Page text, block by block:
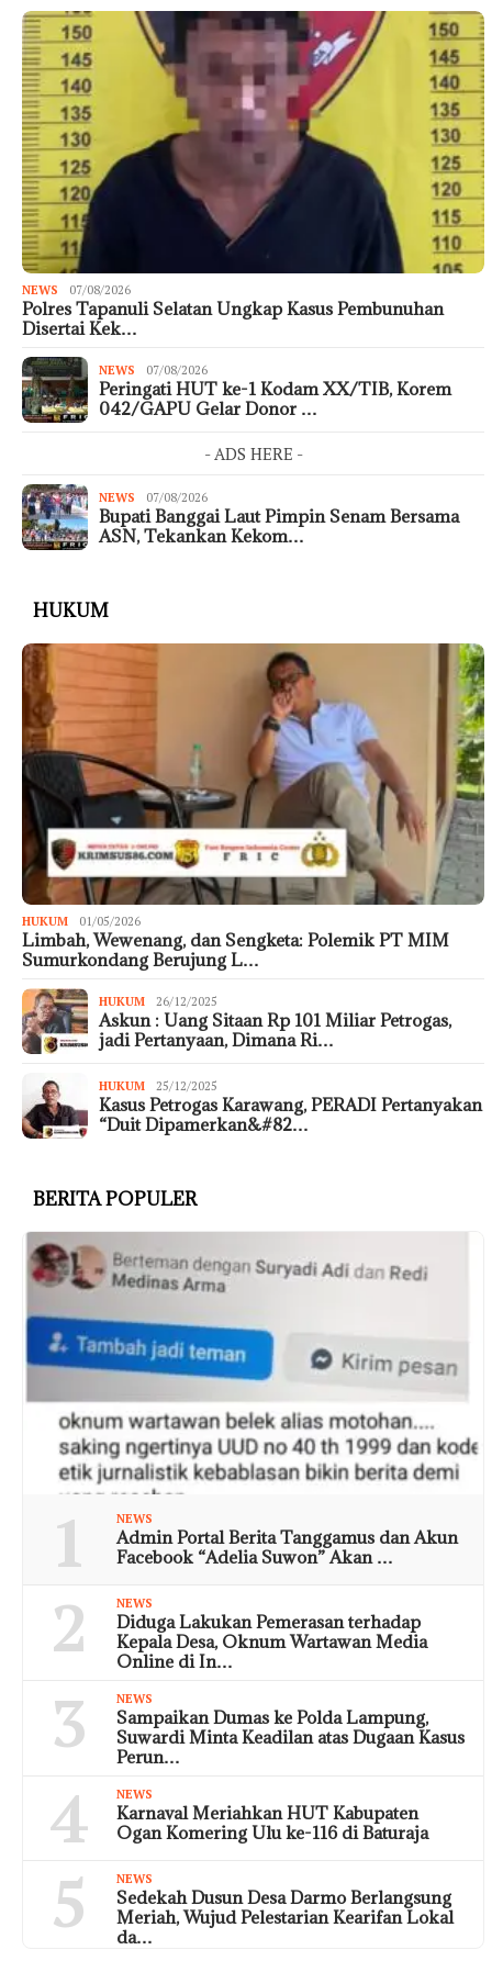
NEWS 07/08/2026
Polres Tapanuli Selatan Ungkap Kasus Pembunuhan
Disertai Kek…
NEWS 07/08/2026
Peringati HUT ke-1 Kodam XX/TIB, Korem
042/GAPU Gelar Donor …
- ADS HERE -
NEWS 07/08/2026
Bupati Banggai Laut Pimpin Senam Bersama
ASN, Tekankan Kekom…
HUKUM
HUKUM 01/05/2026
Limbah, Wewenang, dan Sengketa: Polemik PT MIM
Sumurkondang Berujung L…
HUKUM 26/12/2025
Askun : Uang Sitaan Rp 101 Miliar Petrogas,
jadi Pertanyaan, Dimana Ri…
HUKUM 25/12/2025
Kasus Petrogas Karawang, PERADI Pertanyakan
“Duit Dipamerkan&#82…
BERITA POPULER
1 NEWS
Admin Portal Berita Tanggamus dan Akun
Facebook “Adelia Suwon” Akan …
2 NEWS
Diduga Lakukan Pemerasan terhadap
Kepala Desa, Oknum Wartawan Media
Online di In…
3 NEWS
Sampaikan Dumas ke Polda Lampung,
Suwardi Minta Keadilan atas Dugaan Kasus
Perun…
4 NEWS
Karnaval Meriahkan HUT Kabupaten
Ogan Komering Ulu ke-116 di Baturaja
5 NEWS
Sedekah Dusun Desa Darmo Berlangsung
Meriah, Wujud Pelestarian Kearifan Lokal
da…